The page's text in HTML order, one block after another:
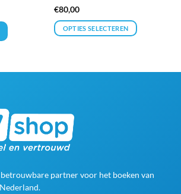
Gewaardeerd
4.9uit 5
€80,00
OPTIES SELECTEREN
optie
kan
gekozen
worden
de
partner voor het boeken van